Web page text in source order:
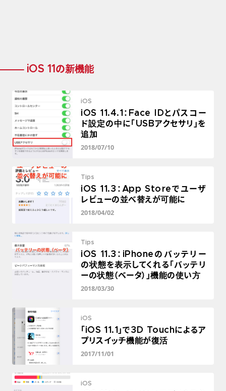
iOS 11の新機能
iOS
iOS 11.4.1：Face IDとパスコー
ド設定の中に「USBアクセサリ」を
追加
2018/07/10
Tips
iOS 11.3：App Storeでユーザ
レビューの並べ替えが可能に
2018/04/02
Tips
iOS 11.3：iPhoneのバッテリー
の状態を表示してくれる「バッテリ
ーの状態（ベータ）」機能の使い方
2018/03/30
iOS
「iOS 11.1」で3D Touchによるア
プリスイッチ機能が復活
2017/11/01
iOS